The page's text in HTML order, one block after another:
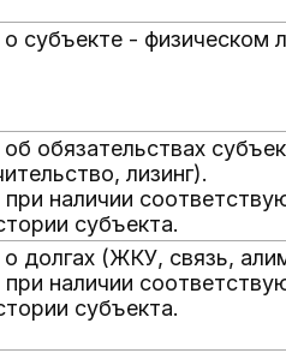
субъекте - физическом
обязательствах
лизинг).
при наличии
субъекта.
долгах (ЖКУ, связь,
при наличии
субъекта.